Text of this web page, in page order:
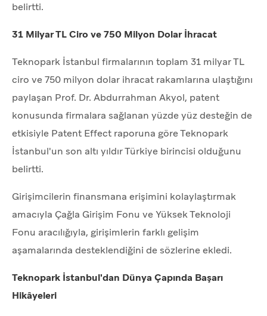
belirtti.
31 Milyar TL Ciro ve 750 Milyon Dolar İhracat
Teknopark İstanbul firmalarının toplam 31 milyar TL
ciro ve 750 milyon dolar ihracat rakamlarına ulaştığını
paylaşan Prof. Dr. Abdurrahman Akyol, patent
konusunda firmalara sağlanan yüzde yüz desteğin de
etkisiyle Patent Effect raporuna göre Teknopark
İstanbul'un son altı yıldır Türkiye birincisi olduğunu
belirtti.
Girişimcilerin finansmana erişimini kolaylaştırmak
amacıyla Çağla Girişim Fonu ve Yüksek Teknoloji
Fonu aracılığıyla, girişimlerin farklı gelişim
aşamalarında desteklendiğini de sözlerine ekledi.
Teknopark İstanbul'dan Dünya Çapında Başarı
Hikâyeleri